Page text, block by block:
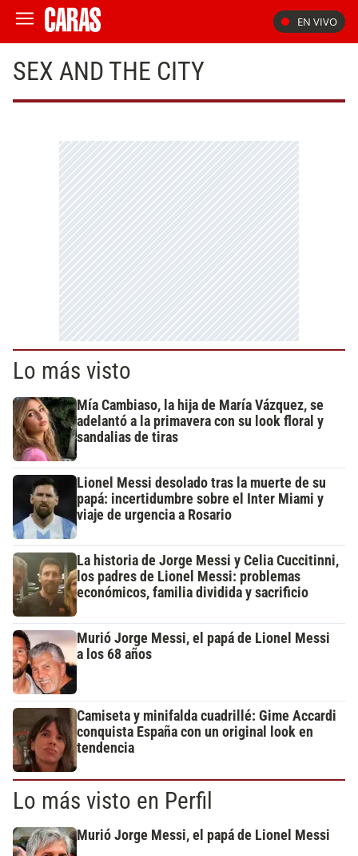
EN VIVO
SEX AND THE CITY
Lo más visto
Mía Cambiaso, la hija de María Vázquez, se
adelantó a la primavera con su look floral y
sandalias de tiras
Lionel Messi desolado tras la muerte de su
papá: incertidumbre sobre el Inter Miami y
viaje de urgencia a Rosario
La historia de Jorge Messi y Celia Cuccitinni,
los padres de Lionel Messi: problemas
económicos, familia dividida y sacrificio
Murió Jorge Messi, el papá de Lionel Messi
a los 68 años
Camiseta y minifalda cuadrillé: Gime Accardi
conquista España con un original look en
tendencia
Lo más visto en Perfil
Murió Jorge Messi, el papá de Lionel Messi